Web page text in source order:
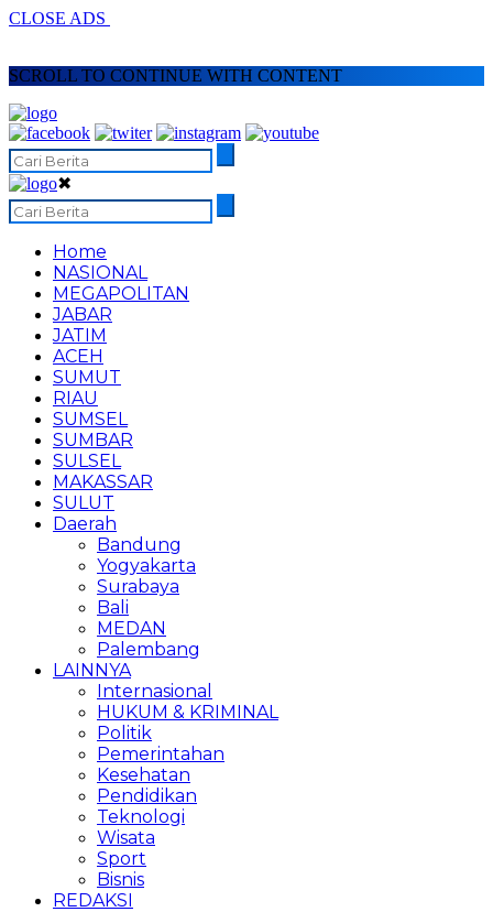
CLOSE ADS
SCROLL TO CONTINUE WITH CONTENT
✖
Home
NASIONAL
MEGAPOLITAN
JABAR
JATIM
ACEH
SUMUT
RIAU
SUMSEL
SUMBAR
SULSEL
MAKASSAR
SULUT
Daerah
Bandung
Yogyakarta
Surabaya
Bali
MEDAN
Palembang
LAINNYA
Internasional
HUKUM & KRIMINAL
Politik
Pemerintahan
Kesehatan
Pendidikan
Teknologi
Wisata
Sport
Bisnis
REDAKSI